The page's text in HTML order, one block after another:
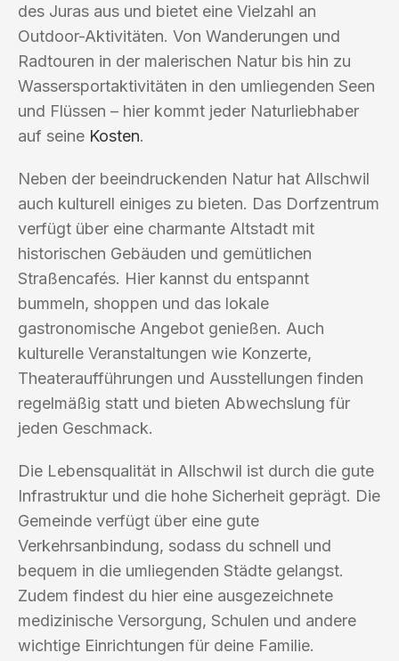
des Juras aus und bietet eine Vielzahl an
Outdoor-Aktivitäten. Von Wanderungen und
Radtouren in der malerischen Natur bis hin zu
Wassersportaktivitäten in den umliegenden Seen
und Flüssen – hier kommt jeder Naturliebhaber
auf seine Kosten.
Neben der beeindruckenden Natur hat Allschwil
auch kulturell einiges zu bieten. Das Dorfzentrum
verfügt über eine charmante Altstadt mit
historischen Gebäuden und gemütlichen
Straßencafés. Hier kannst du entspannt
bummeln, shoppen und das lokale
gastronomische Angebot genießen. Auch
kulturelle Veranstaltungen wie Konzerte,
Theateraufführungen und Ausstellungen finden
regelmäßig statt und bieten Abwechslung für
jeden Geschmack.
Die Lebensqualität in Allschwil ist durch die gute
Infrastruktur und die hohe Sicherheit geprägt. Die
Gemeinde verfügt über eine gute
Verkehrsanbindung, sodass du schnell und
bequem in die umliegenden Städte gelangst.
Zudem findest du hier eine ausgezeichnete
medizinische Versorgung, Schulen und andere
wichtige Einrichtungen für deine Familie.